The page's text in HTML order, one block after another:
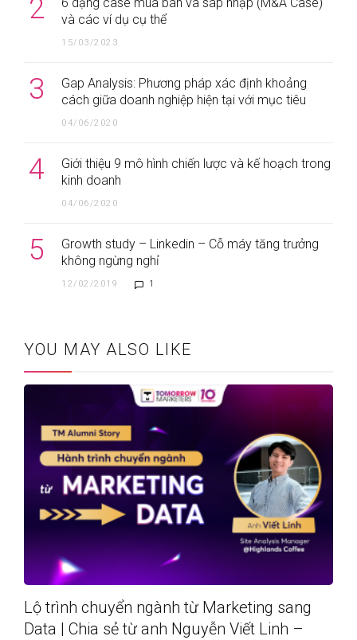
2
và các ví dụ cụ thể
15/03/2023
3
Gap Analysis: Phương pháp xác định khoảng
cách giữa doanh nghiệp hiện tại với mục tiêu
04/06/2020
4
Giới thiệu 9 mô hình chiến lược và kế hoạch trong
kinh doanh
04/06/2020
5
Growth study – Linkedin – Cỗ máy tăng trưởng
không ngừng nghỉ
12/02/2019 1
YOU MAY ALSO LIKE
Lộ trình chuyển ngành từ Marketing sang
Data | Chia sẻ từ anh Nguyễn Viết Linh –